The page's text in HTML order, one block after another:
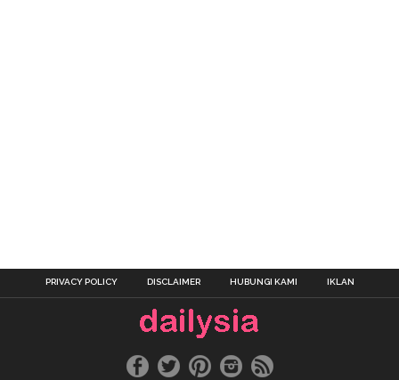
PRIVACY POLICY DISCLAIMER HUBUNGI KAMI IKLAN